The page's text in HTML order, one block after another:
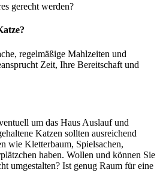
gerecht werden?
regelmäßige Mahlzeiten und
Zeit, Ihre Bereitschaft und
um das Haus Auslauf und
Katzen sollten ausreichend
wie Kletterbaum, Spielsachen,
haben. Wollen und können Sie
umgestalten? Ist genug Raum für eine